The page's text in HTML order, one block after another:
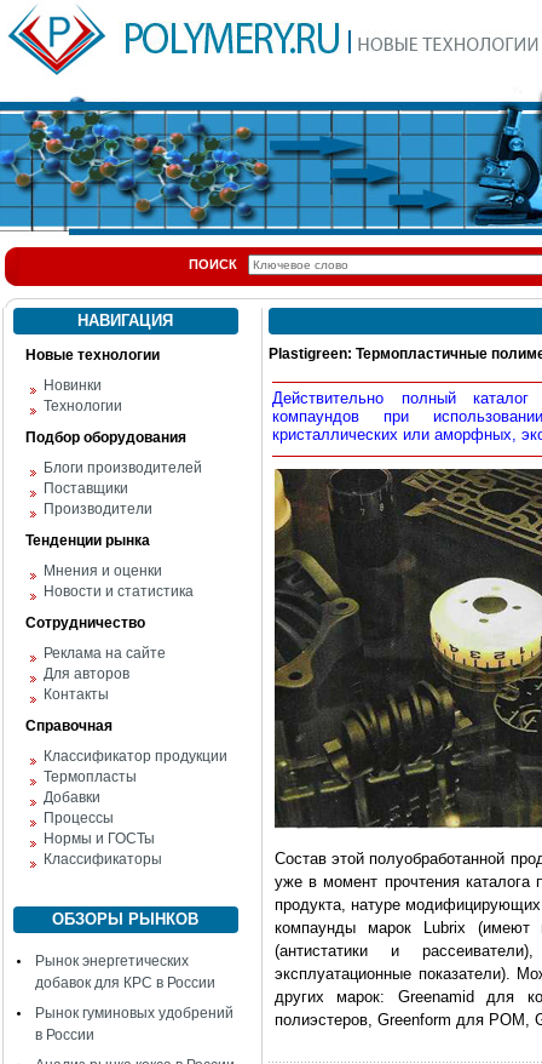
ПОИСК
НАВИГАЦИЯ
Новые технологии
Новинки
Технологии
Подбор оборудования
Блоги производителей
Поставщики
Производители
Тенденции рынка
Мнения и оценки
Новости и статистика
Сотрудничество
Реклама на сайте
Для авторов
Контакты
Справочная
Классификатор продукции
Термопласты
Добавки
Процессы
Нормы и ГОСТы
Классификаторы
ОБЗОРЫ РЫНКОВ
Рынок энергетических
добавок для КРС в России
Рынок гуминовых удобрений
в России
Plastigreen: Термопластичные
Действительно полный
компаундов при
кристаллических или аморфных,
Состав этой полуобработанной
уже в момент прочтения каталога
продукта, натуре
компаунды марок Lubrix (имеют
(антистатики и
эксплуатационные показатели).
других марок: Greenamid для
полиэстеров, Greenform для POM,